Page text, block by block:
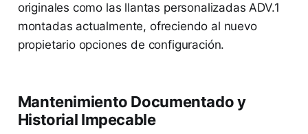
originales como las llantas personalizadas ADV.1
montadas actualmente, ofreciendo al nuevo
propietario opciones de configuración.
Mantenimiento Documentado y
Historial Impecable